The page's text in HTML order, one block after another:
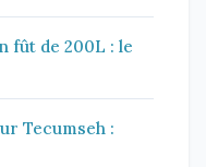
fût de 200L : le
Tecumseh :